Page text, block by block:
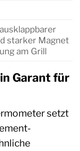
starker Magnet
am Grill
Garant für
setzt